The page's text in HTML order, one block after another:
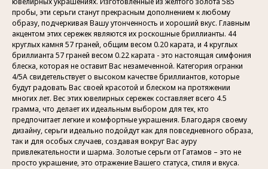
пробы, эти серьги станут прекрасным дополнением к любому
образу, подчеркивая Вашу утонченность и хороший вкус. Главным
акцентом этих сережек являются их роскошные бриллианты. 44
круглых камня 57 граней, общим весом 0.20 карата, и 4 круглых
бриллианта 57 граней весом 0.22 карата - это настоящая симфония
блеска, которая не оставит Вас незамеченной. Категория огранки
4/5A свидетельствует о высоком качестве бриллиантов, которые
будут радовать Вас своей красотой и блеском на протяжении
многих лет. Вес этих ювелирных сережек составляет всего 4.5
грамма, что делает их идеальным выбором для тех, кто
предпочитает легкие и комфортные украшения. Благодаря своему
дизайну, серьги идеально подойдут как для повседневного образа,
так и для особых случаев, создавая вокруг Вас ауру
привлекательности и шарма. Золотые серьги от Гатамов – это не
просто украшение, это отражение Вашего статуса, стиля и вкуса.